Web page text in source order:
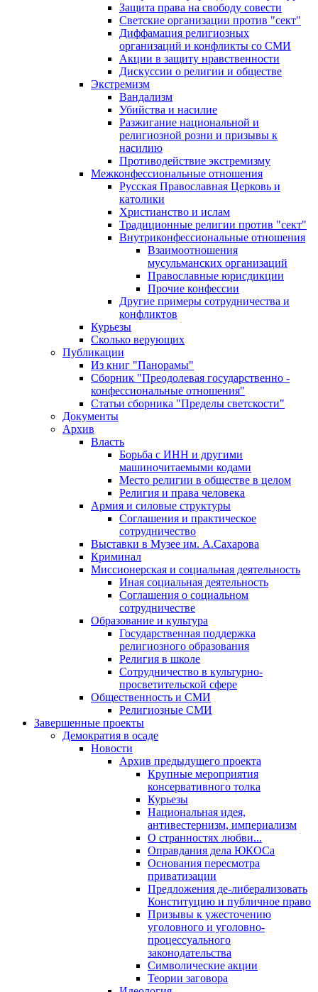
Защита права на свободу совести
Светские организации против "сект"
Диффамация религиозных
организаций и конфликты со СМИ
Акции в защиту нравственности
Дискуссии о религии и обществе
Экстремизм
Вандализм
Убийства и насилие
Разжигание национальной и
религиозной розни и призывы к
насилию
Противодействие экстремизму
Межконфессиональные отношения
Русская Православная Церковь и
католики
Христианство и ислам
Традиционные религии против "сект"
Внутриконфессиональные отношения
Взаимоотношения
мусульманских организаций
Православные юрисдикции
Прочие конфессии
Другие примеры сотрудничества и
конфликтов
Курьезы
Сколько верующих
Публикации
Из книг "Панорамы"
Сборник "Преодолевая государственно -
конфессиональные отношения"
Статьи сборника "Пределы светскости"
Документы
Архив
Власть
Борьба с ИНН и другими
машиночитаемыми кодами
Место религии в обществе в целом
Религия и права человека
Армия и силовые структуры
Соглашения и практическое
сотрудничество
Выставки в Музее им. А.Сахарова
Криминал
Миссионерская и социальная деятельность
Иная социальная деятельность
Соглашения о социальном
сотрудничестве
Образование и культура
Государственная поддержка
религиозного образования
Религия в школе
Сотрудничество в культурно-
просветительской сфере
Общественность и СМИ
Религиозные СМИ
Завершенные проекты
Демократия в осаде
Новости
Архив предыдущего проекта
Крупные мероприятия
консервативного толка
Курьезы
Национальная идея,
антивестернизм, империализм
О странностях любви...
Оправдания дела ЮКОСа
Основания пересмотра
приватизации
Предложения де-либерализовать
Конституцию и публичное право
Призывы к ужесточению
уголовного и уголовно-
процессуального
законодательства
Символические акции
Теории заговора